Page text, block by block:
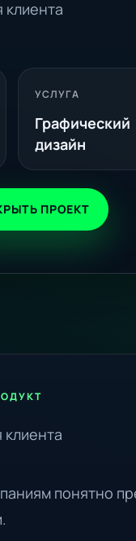
клиента
УСЛУГА
Графический
дизайн
ПРОЕКТ
понятно